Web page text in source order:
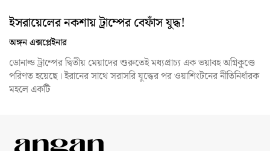
ইসরায়েলের নকশায় ট্রাম্পের বেফাঁস যুদ্ধ!
অঙ্গন এক্সপ্লেইনার
ডোনাল্ড ট্রাম্পের দ্বিতীয় মেয়াদের শুরুতেই মধ্যপ্রাচ্য এক ভয়াবহ অগ্নিকুণ্ডে
পরিণত হয়েছে। ইরানের সাথে সরাসরি যুদ্ধের পর ওয়াশিংটনের নীতিনির্ধারক
মহলে একটি